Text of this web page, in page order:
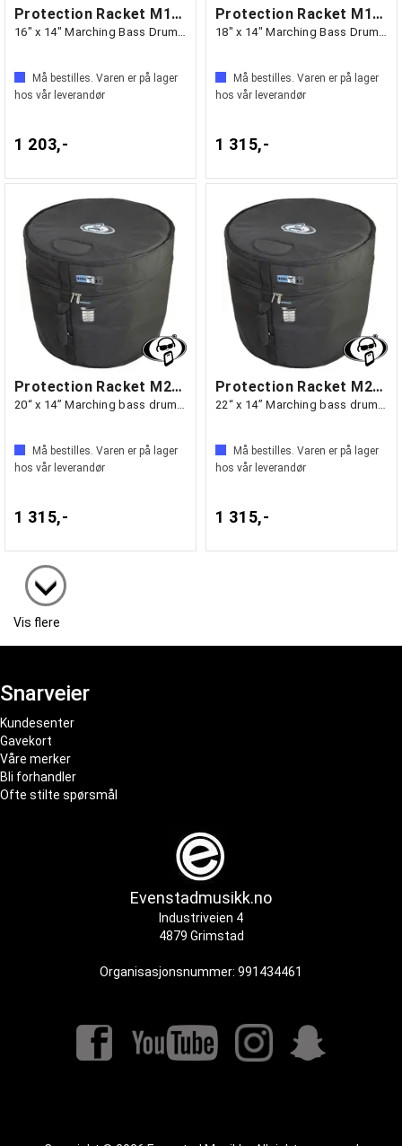
Protection Racket M1614-00
16" x 14" Marching Bass Drum Case
Må bestilles. Varen er på lager
hos vår leverandør
1 203,-
Protection Racket M1814-00
18" x 14" Marching Bass Drum Case
Må bestilles. Varen er på lager
hos vår leverandør
1 315,-
Protection Racket M2014-00
20“ x 14” Marching bass drum case
Må bestilles. Varen er på lager
hos vår leverandør
1 315,-
Protection Racket M2214-00
22“ x 14” Marching bass drum case
Må bestilles. Varen er på lager
hos vår leverandør
1 315,-
Vis flere
Snarveier
Kundesenter
Gavekort
Våre merker
Bli forhandler
Ofte stilte spørsmål
Evenstadmusikk.no
Industriveien 4
4879 Grimstad
Organisasjonsnummer: 991434461